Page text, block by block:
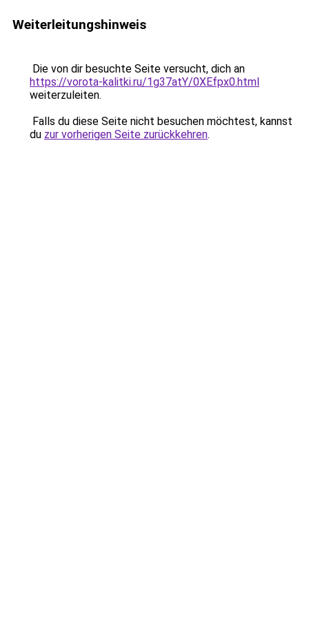
Weiterleitungshinweis
Die von dir besuchte Seite versucht, dich an
https://vorota-kalitki.ru/1g37atY/0XEfpx0.html
weiterzuleiten.
Falls du diese Seite nicht besuchen möchtest, kannst
du zur vorherigen Seite zurückkehren.